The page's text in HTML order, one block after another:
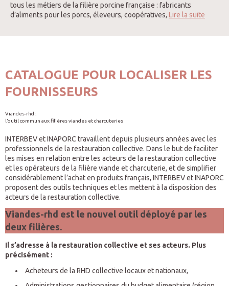
tous les métiers de la filière porcine française : fabricants
d’aliments pour les porcs, éleveurs, coopératives, Lire la suite
CATALOGUE POUR LOCALISER LES
FOURNISSEURS
Viandes-rhd :
l’outil commun aux filières viandes et charcuteries
INTERBEV et INAPORC travaillent depuis plusieurs années avec les
professionnels de la restauration collective. Dans le but de faciliter
les mises en relation entre les acteurs de la restauration collective
et les opérateurs de la filière viande et charcuterie, et de simplifier
considérablement l’achat en produits français, INTERBEV et INAPORC
proposent des outils techniques et les mettent à la disposition des
acteurs de la restauration collective.
Viandes-rhd est le nouvel outil déployé par les
deux filières.
Il s’adresse à la restauration collective et ses acteurs. Plus
précisément :
Acheteurs de la RHD collective locaux et nationaux,